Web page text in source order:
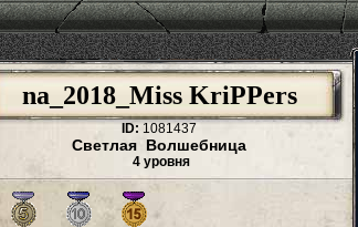
na_2018_Miss KriPPers
ID: 1081437
Светлая Волшебница
4 уровня